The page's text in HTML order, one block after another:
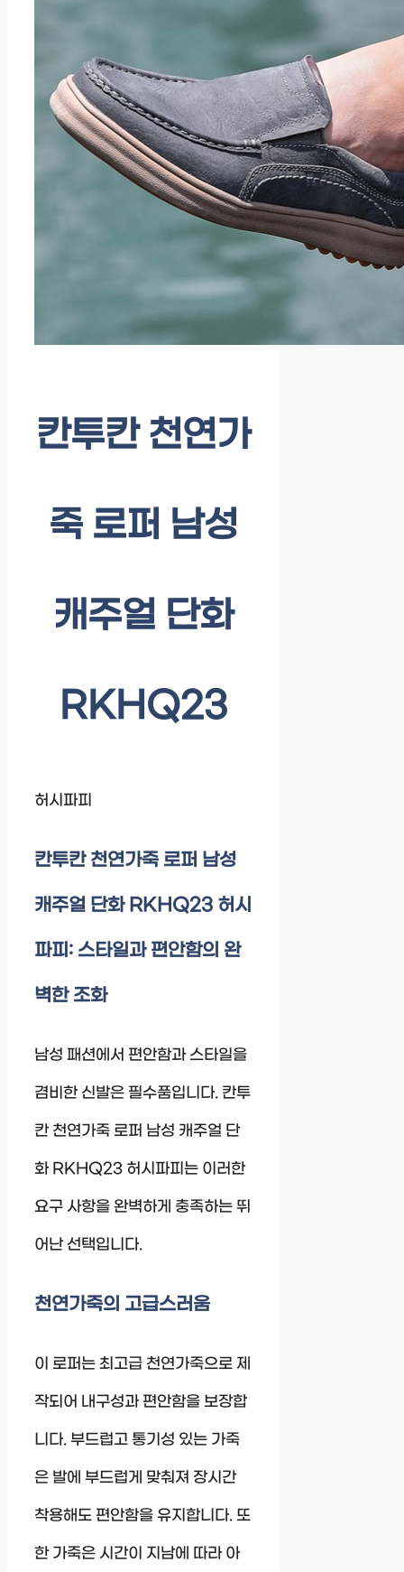
칸투칸 천연가
죽 로퍼 남성
캐주얼 단화
RKHQ23
허시파피
칸투칸 천연가죽 로퍼 남성
캐주얼 단화 RKHQ23 허시
파피: 스타일과 편안함의 완
벽한 조화
남성 패션에서 편안함과 스타일을
겸비한 신발은 필수품입니다. 칸투
칸 천연가죽 로퍼 남성 캐주얼 단
화 RKHQ23 허시파피는 이러한
요구 사항을 완벽하게 충족하는 뛰
어난 선택입니다.
천연가죽의 고급스러움
이 로퍼는 최고급 천연가죽으로 제
작되어 내구성과 편안함을 보장합
니다. 부드럽고 통기성 있는 가죽
은 발에 부드럽게 맞춰져 장시간
착용해도 편안함을 유지합니다. 또
한 가죽은 시간이 지남에 따라 아